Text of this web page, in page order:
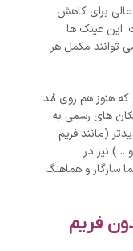
برای کاهش
این عینک ها
توانند مکمل هر
هنوز هم روی مُد
های رسمی به
(مانند فریم
.. ) نیز در
سازگار و هماهنگ
فریم